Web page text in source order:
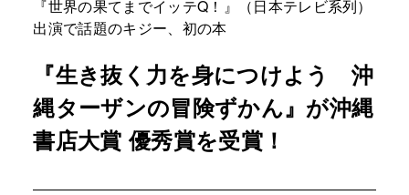
『世界の果てまでイッテQ！』（日本テレビ系列）
出演で話題のキジー、初の本
『生き抜く力を身につけよう 沖
縄ターザンの冒険ずかん』が沖縄
書店大賞 優秀賞を受賞！